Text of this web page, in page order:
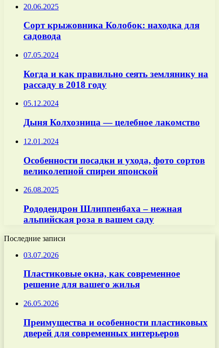
20.06.2025
Сорт крыжовника Колобок: находка для
садовода
07.05.2024
Когда и как правильно сеять землянику на
рассаду в 2018 году
05.12.2024
Дыня Колхозница — целебное лакомство
12.01.2024
Особенности посадки и ухода, фото сортов
великолепной спиреи японской
26.08.2025
Рододендрон Шлиппенбаха – нежная
альпийская роза в вашем саду
Последние записи
03.07.2026
Пластиковые окна, как современное
решение для вашего жилья
26.05.2026
Преимущества и особенности пластиковых
дверей для современных интерьеров